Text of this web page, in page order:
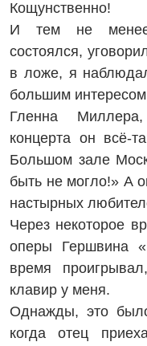
Кощунственно!
И тем не менее
состоялся,
в ложе, я
большим
Гленна
концерта он всё-
Большом зале
быть не могло!» А
настырных
Через некоторое
оперы Гершвина
время
клавир у меня.
Однажды, это
когда отец